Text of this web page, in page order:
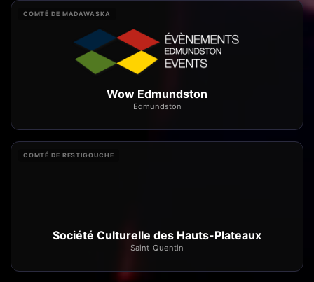
COMTÉ DE MADAWASKA
Wow Edmundston
Edmundston
COMTÉ DE RESTIGOUCHE
Société Culturelle des Hauts-Plateaux
Saint-Quentin